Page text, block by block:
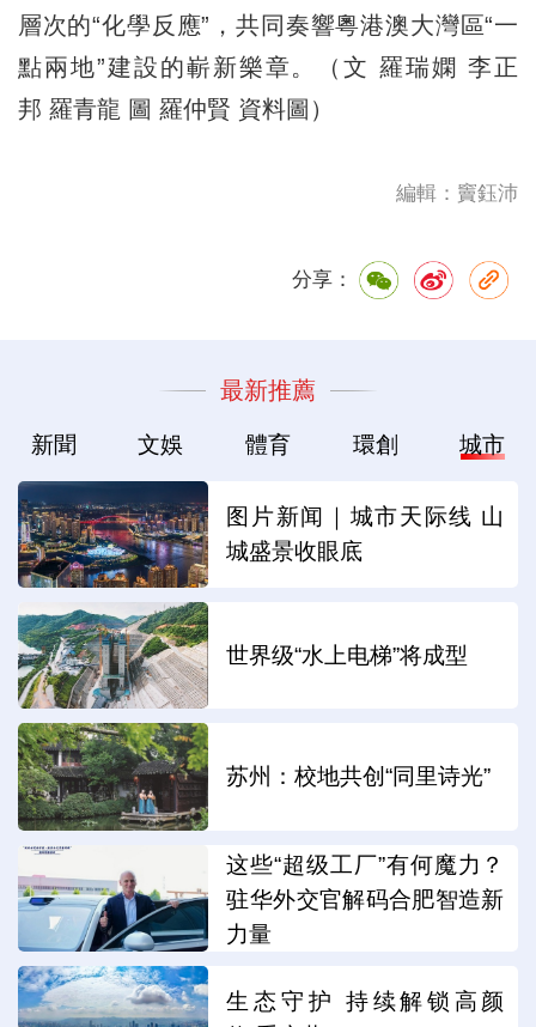
層次的“化學反應”，共同奏響粵港澳大灣區“一
點兩地”建設的嶄新樂章。（文 羅瑞嫻 李正
邦 羅青龍 圖 羅仲賢 資料圖）
編輯：竇鈺沛
分享：
最新推薦
新聞 文娛 體育 環創 城市
图片新闻｜城市天际线 山
城盛景收眼底
世界级“水上电梯”将成型
苏州：校地共创“同里诗光”
这些“超级工厂”有何魔力？
驻华外交官解码合肥智造新
力量
生态守护 持续解锁高颜